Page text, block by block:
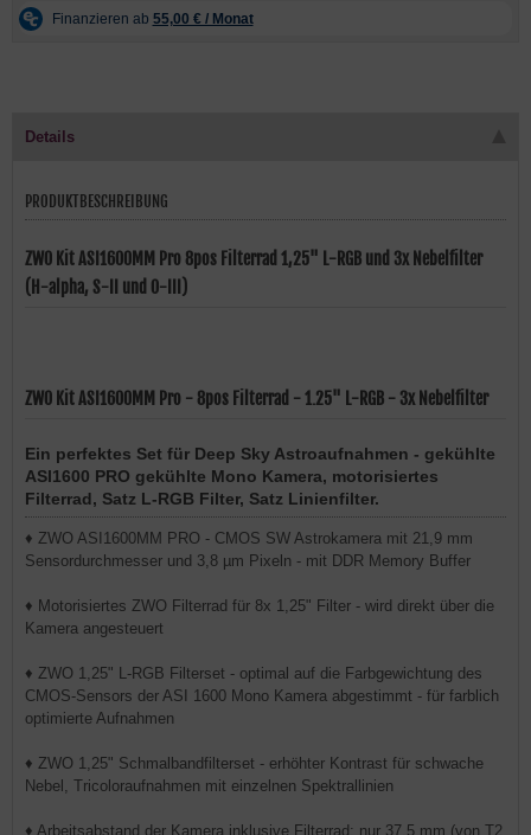
Details
PRODUKTBESCHREIBUNG
ZWO Kit ASI1600MM Pro 8pos Filterrad 1,25" L-RGB und 3x Nebelfilter
(H-alpha, S-II und O-III)
ZWO Kit ASI1600MM Pro - 8pos Filterrad - 1.25" L-RGB - 3x Nebelfilter
Ein perfektes Set für Deep Sky Astroaufnahmen - gekühlte
ASI1600 PRO gekühlte Mono Kamera, motorisiertes
Filterrad, Satz L-RGB Filter, Satz Linienfilter.
♦ ZWO ASI1600MM PRO - CMOS SW Astrokamera mit 21,9 mm
Sensordurchmesser und 3,8 µm Pixeln - mit DDR Memory Buffer
♦ Motorisiertes ZWO Filterrad für 8x 1,25" Filter - wird direkt über die
Kamera angesteuert
♦ ZWO 1,25" L-RGB Filterset - optimal auf die Farbgewichtung des
CMOS-Sensors der ASI 1600 Mono Kamera abgestimmt - für farblich
optimierte Aufnahmen
♦ ZWO 1,25" Schmalbandfilterset - erhöhter Kontrast für schwache
Nebel, Tricoloraufnahmen mit einzelnen Spektrallinien
♦ Arbeitsabstand der Kamera inklusive Filterrad: nur 37,5 mm (von T2